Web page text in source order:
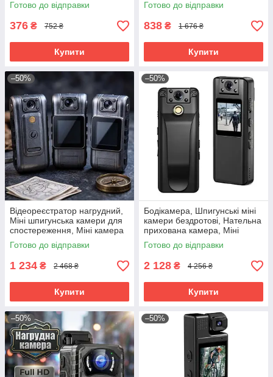
Готово до відправки
376 ₴ 752 ₴
Купити
Готово до відправки
838 ₴ 1 676 ₴
Купити
–50%
Відеореєстратор нагрудний,
Міні шпигунська камери для
спостереження, Міні камера
на одяг, Прихована нательна
камера, RYH
Готово до відправки
1 234 ₴ 2 468 ₴
Купити
–50%
Бодікамера, Шпигунські міні
камери бездротові, Нательна
прихована камера, Міні
камера шпигунська, RYH
Готово до відправки
2 128 ₴ 4 256 ₴
Купити
–50% –50%